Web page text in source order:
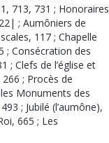
713, 731 ; Honoraires
; Aumôniers de
117 ; Chapelle
; Consécration des
; Clefs de l’église et
; Procès de
Monuments des
; Jubilé (l’aumône),
665 ; Les